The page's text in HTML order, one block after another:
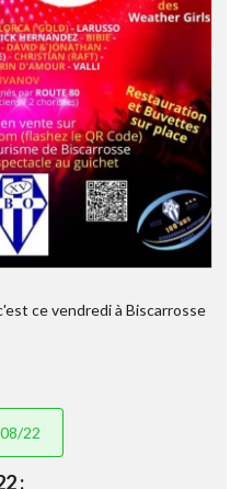
ce vendredi à Biscarrosse
22
: